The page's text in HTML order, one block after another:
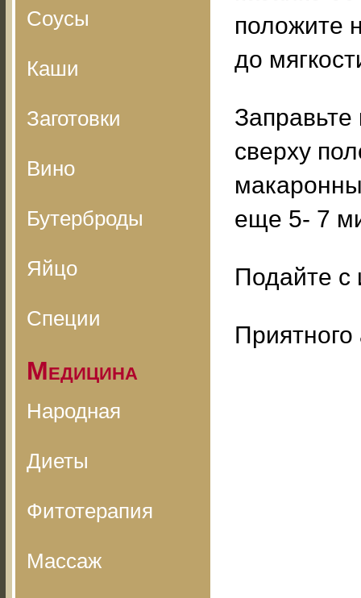
Соусы
Каши
Заготовки
Вино
Бутерброды
Яйцо
Специи
Медицина
Народная
Диеты
Фитотерапия
Массаж
положите
до
сверху
еще 5- 7
Подайте с
Приятного